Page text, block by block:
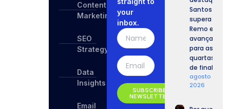
Content
Marketing
SEO
Strategy
Data
Insights
Email
your
inbox.
SUBSCRIBE
NEWSLETTER
Santos
supera o
Remo e
avança
para as
quartas
de final.
agosto 6,
2026